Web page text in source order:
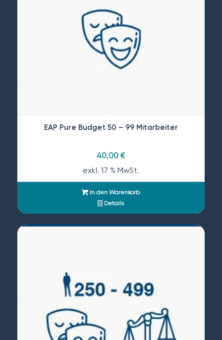
EAP Pure Budget 50 – 99 Mitarbeiter
40,00€
exkl. 17 % MwSt.
In den Warenkorb
Details